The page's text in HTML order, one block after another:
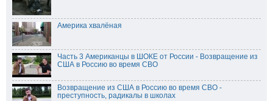
Америка хвалёная
Часть 3 Американцы в ШОКЕ от России - Возвращение из
США в Россию во время СВО
Возвращение из США в Россию во время СВО -
преступность, радикалы в школах